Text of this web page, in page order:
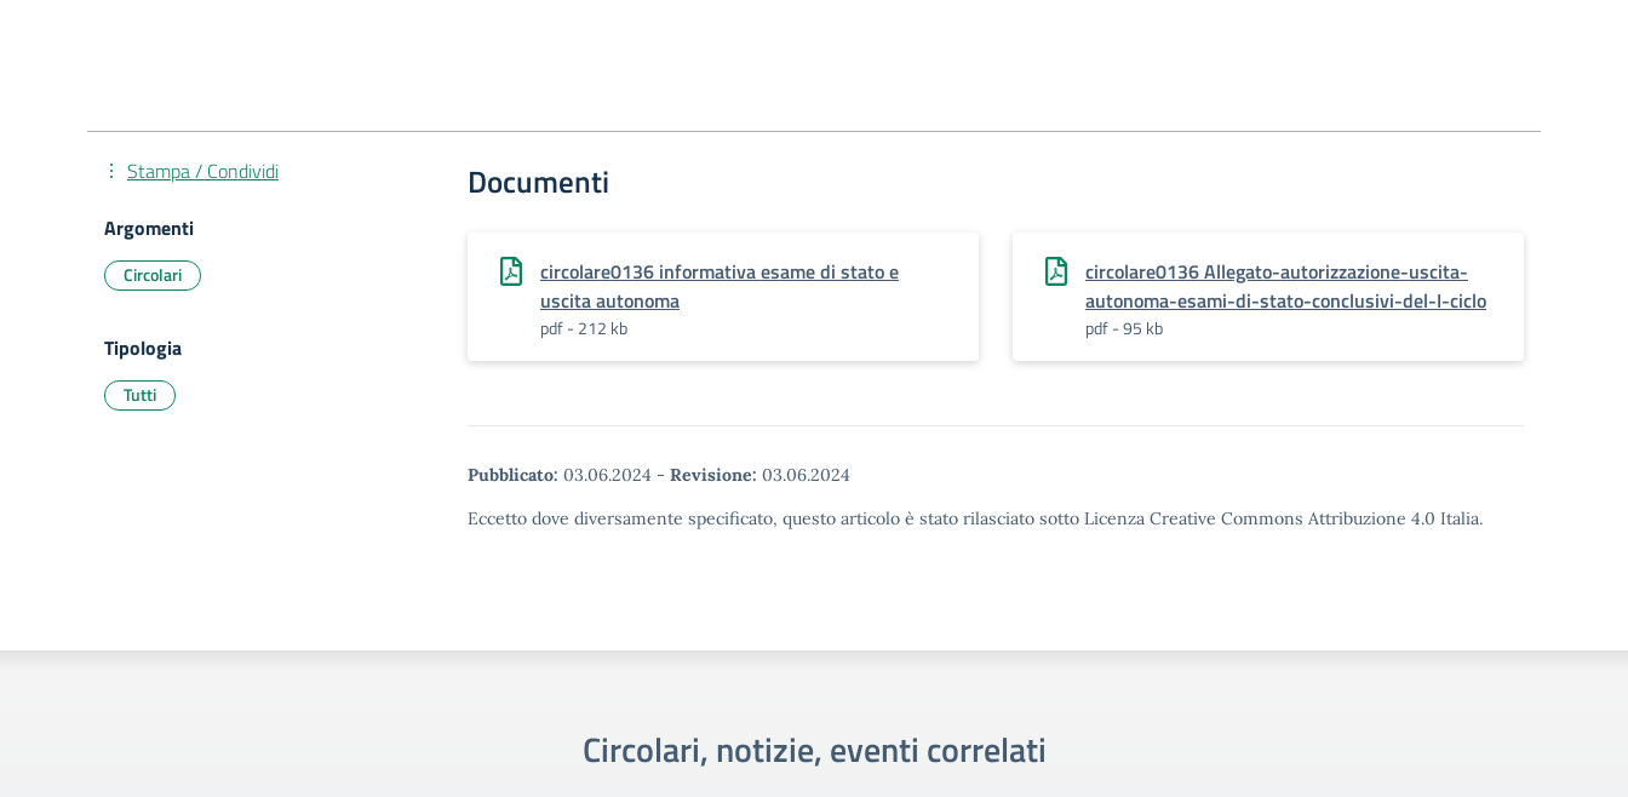
Documenti
circolare0136 informativa esame di stato e
uscita autonoma
pdf - 212 kb
circolare0136 Allegato-autorizzazione-uscita-
autonoma-esami-di-stato-conclusivi-del-I-ciclo
pdf - 95 kb
Pubblicato: 03.06.2024 - Revisione: 03.06.2024
Eccetto dove diversamente specificato, questo articolo è stato rilasciato sotto Licenza Creative Commons Attribuzione 4.0 Italia.
Stampa / Condividi
Argomenti
Circolari
Tipologia
Tutti
Circolari, notizie, eventi correlati